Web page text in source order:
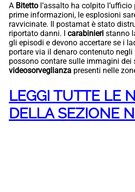
A Bitetto l’assalto ha colpito
prime informazioni, le esplosioni
ravvicinate. Il postamat è stato
riportato danni. I carabinieri stanno
gli episodi e devono accertare se i
portare via il denaro contenuto
possono contare sulle immagini dei
videosorveglianza presenti nelle
LEGGI TUTTE LE
DELLA SEZIONE